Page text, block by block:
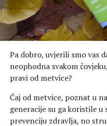
Pa dobro, uvjerili smo vas
neophodna svakom
pravi od metvice?
Čaj od metvice, poznat u
generacije su ga koristile
prevenciju zdravlja, no